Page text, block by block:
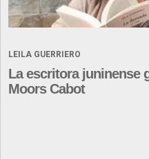
LEILA GUERRIERO
La escritora juninense
Moors Cabot